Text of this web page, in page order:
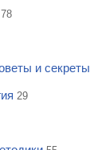
78
и секреты
29